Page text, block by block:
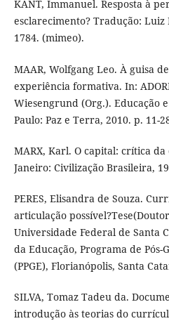
KANT, Immanuel. Resposta à
esclarecimento? Tradução: Luiz
1784. (mimeo).
MAAR, Wolfgang Leo. À guisa
experiência formativa. In:
Wiesengrund (Org.). Educação
Paulo: Paz e Terra, 2010. p. 11-
MARX, Karl. O capital: crítica
Janeiro: Civilização Brasileira,
PERES, Elisandra de Souza.
articulação
Universidade Federal de Santa
da Educação, Programa de Pós-
(PPGE), Florianópolis, Santa
SILVA, Tomaz Tadeu da.
introdução às teorias do